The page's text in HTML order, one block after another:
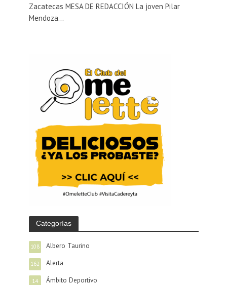
Zacatecas MESA DE REDACCIÓN La joven Pilar
Mendoza...
Categorías
Albero Taurino
108
Alerta
162
Ámbito Deportivo
14